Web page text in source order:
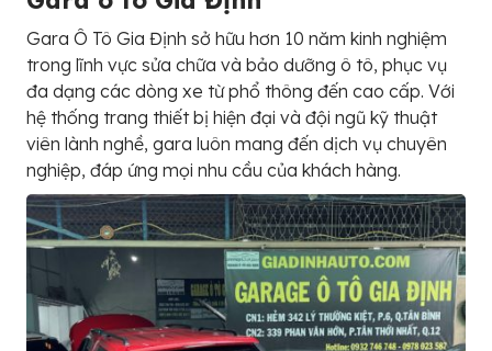
Gara Ô Tô Gia Định sở hữu hơn 10 năm kinh nghiệm
trong lĩnh vực sửa chữa và bảo dưỡng ô tô, phục vụ
đa dạng các dòng xe từ phổ thông đến cao cấp. Với
hệ thống trang thiết bị hiện đại và đội ngũ kỹ thuật
viên lành nghề, gara luôn mang đến dịch vụ chuyên
nghiệp, đáp ứng mọi nhu cầu của khách hàng.